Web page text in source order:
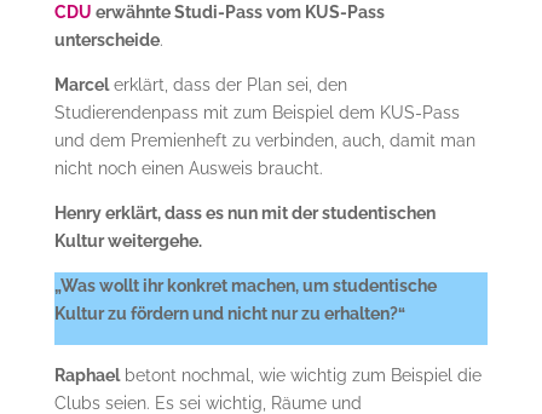
CDU erwähnte Studi-Pass vom KUS-Pass
unterscheide.
Marcelerklärt, dass der Plan sei, den
Studierendenpass mit zum Beispiel dem KUS-Pass
und dem Premienheft zu verbinden, auch, damit man
nicht noch einen Ausweis braucht.
Henry erklärt, dass es nun mit der studentischen
Kultur weitergehe.
„Was wollt ihr konkret machen, um studentische
Kultur zu fördern und nicht nur zu erhalten?“
Raphaelbetont nochmal, wie wichtig zum Beispiel die
Clubs seien. Es sei wichtig, Räume und